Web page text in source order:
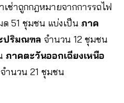
ช่าถูกกฎหมายจากการรถไฟ
51 ชุมชน แบ่งเป็น ภาค
ปริมณฑล จำนวน 12 ชุมชน
ภาคตะวันออกเฉียงเหนือ
ำนวน 21 ชุมชน